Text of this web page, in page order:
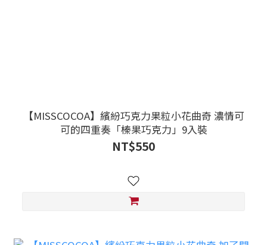
【MISSCOCOA】繽紛巧克力果粒小花曲奇 濃情可
可的四重奏「榛果巧克力」9入裝
NT$550